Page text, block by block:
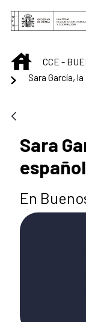
Saltar al
INICIO
CCE -
Sara García,
Sara
En